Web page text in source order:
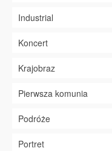
Industrial
Koncert
Krajobraz
Pierwsza komunia
Podróże
Portret